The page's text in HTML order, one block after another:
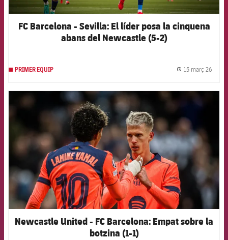
FC Barcelona - Sevilla: El líder posa la cinquena
abans del Newcastle (5-2)
PRIMER EQUIP 15 març 26
FCB Barcelona badge
Newcastle United - FC Barcelona: Empat sobre la
botzina (1-1)